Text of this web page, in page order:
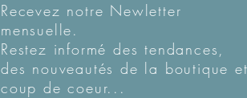
Recevez notre Newletter
mensuelle.
Restez informé des tendances,
des nouveautés de la boutique et
coup de coeur...